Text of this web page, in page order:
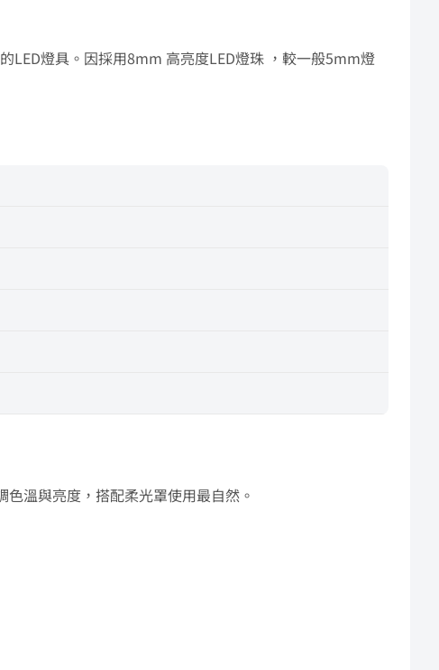
LED燈具。因採用8mm 高亮度LED燈珠 ，較一般5mm燈
溫與亮度，搭配柔光罩使用最自然。